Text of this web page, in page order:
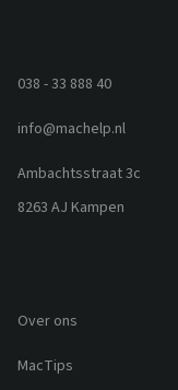
038 - 33 888 40
info@machelp.nl
Ambachtsstraat 3c
8263 AJ Kampen
Over ons
MacTips